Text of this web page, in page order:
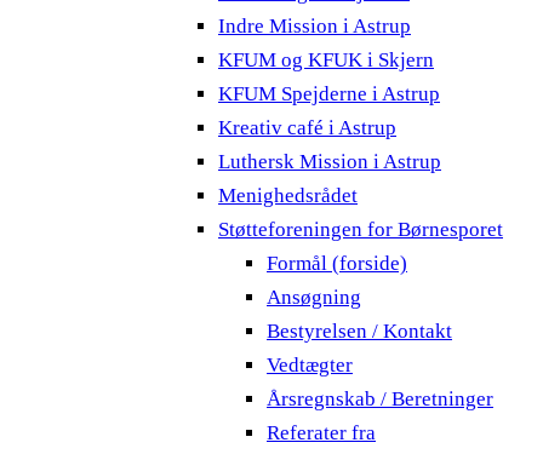
Indre Mission i Astrup
KFUM og KFUK i Skjern
KFUM Spejderne i Astrup
Kreativ café i Astrup
Luthersk Mission i Astrup
Menighedsrådet
Støtteforeningen for Børnesporet
Formål (forside)
Ansøgning
Bestyrelsen / Kontakt
Vedtægter
Årsregnskab / Beretninger
Referater fra